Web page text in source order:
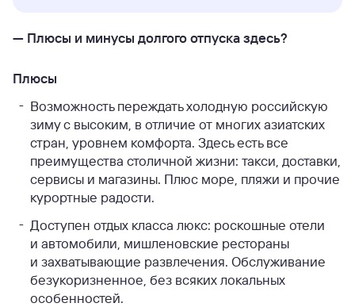
— Плюсы и минусы долгого отпуска здесь?
Плюсы
Возможность переждать холодную российскую
зиму с высоким, в отличие от многих азиатских
стран, уровнем комфорта. Здесь есть все
преимущества столичной жизни: такси, доставки,
сервисы и магазины. Плюс море, пляжи и прочие
курортные радости.
Доступен отдых класса люкс: роскошные отели
и автомобили, мишленовские рестораны
и захватывающие развлечения. Обслуживание
безукоризненное, без всяких локальных
особенностей.